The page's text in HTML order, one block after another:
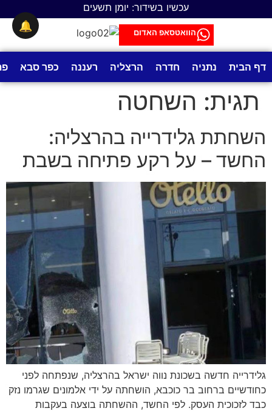
עכשיו בשידור: יומן תשעים
הוואטסאפ האדום
דף הבית נתניה חדרה הרצליה רעננה כפר סבא
תגית: השחטה
השחתת גלידרייה בהרצליה:
החשד – על רקע פתיחה בשבת
גלידרייה חדשה בשכונת נווה ישראל בהרצליה, שנפתחה לפני
כחודשיים ברחוב בר כוכבא, הושחתה על ידי אלמונים שגרמו נזק
כבד לזכוכית העסק. לפי החשד, ההשחתה בוצעה בעקבות
🔔